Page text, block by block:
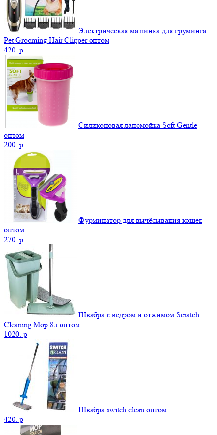
Электрическая машинка для груминга
Pet Grooming Hair Clipper оптом
420. p
Силиконовая лапомойка Soft Gentle
оптом
200. p
Фурминатор для вычёсывания кошек
оптом
270. p
Швабра с ведром и отжимом Scratch
Cleaning Mop 8л оптом
1020. p
Швабра switch clean оптом
420. p